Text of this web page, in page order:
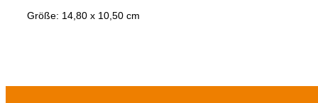
Größe: 14,80 x 10,50 cm